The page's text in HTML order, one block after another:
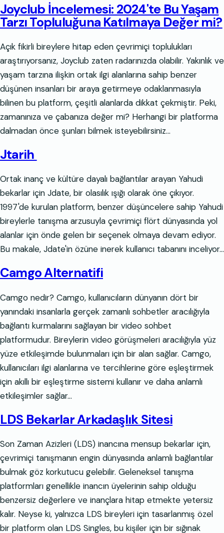
Joyclub İncelemesi: 2024'te Bu Yaşam
Tarzı Topluluğuna Katılmaya Değer mi?
Açık fikirli bireylere hitap eden çevrimiçi toplulukları
araştırıyorsanız, Joyclub zaten radarınızda olabilir. Yakınlık ve
yaşam tarzına ilişkin ortak ilgi alanlarına sahip benzer
düşünen insanları bir araya getirmeye odaklanmasıyla
bilinen bu platform, çeşitli alanlarda dikkat çekmiştir. Peki,
zamanınıza ve çabanıza değer mi? Herhangi bir platforma
dalmadan önce şunları bilmek isteyebilirsiniz…
Jtarih
Ortak inanç ve kültüre dayalı bağlantılar arayan Yahudi
bekarlar için Jdate, bir olasılık ışığı olarak öne çıkıyor.
1997'de kurulan platform, benzer düşüncelere sahip Yahudi
bireylerle tanışma arzusuyla çevrimiçi flört dünyasında yol
alanlar için önde gelen bir seçenek olmaya devam ediyor.
Bu makale, Jdate'in özüne inerek kullanıcı tabanını inceliyor…
Camgo Alternatifi
Camgo nedir? Camgo, kullanıcıların dünyanın dört bir
yanındaki insanlarla gerçek zamanlı sohbetler aracılığıyla
bağlantı kurmalarını sağlayan bir video sohbet
platformudur. Bireylerin video görüşmeleri aracılığıyla yüz
yüze etkileşimde bulunmaları için bir alan sağlar. Camgo,
kullanıcıları ilgi alanlarına ve tercihlerine göre eşleştirmek
için akıllı bir eşleştirme sistemi kullanır ve daha anlamlı
etkileşimler sağlar…
LDS Bekarlar Arkadaşlık Sitesi
Son Zaman Azizleri (LDS) inancına mensup bekarlar için,
çevrimiçi tanışmanın engin dünyasında anlamlı bağlantılar
bulmak göz korkutucu gelebilir. Geleneksel tanışma
platformları genellikle inancın üyelerinin sahip olduğu
benzersiz değerlere ve inançlara hitap etmekte yetersiz
kalır. Neyse ki, yalnızca LDS bireyleri için tasarlanmış özel
bir platform olan LDS Singles, bu kişiler için bir sığınak